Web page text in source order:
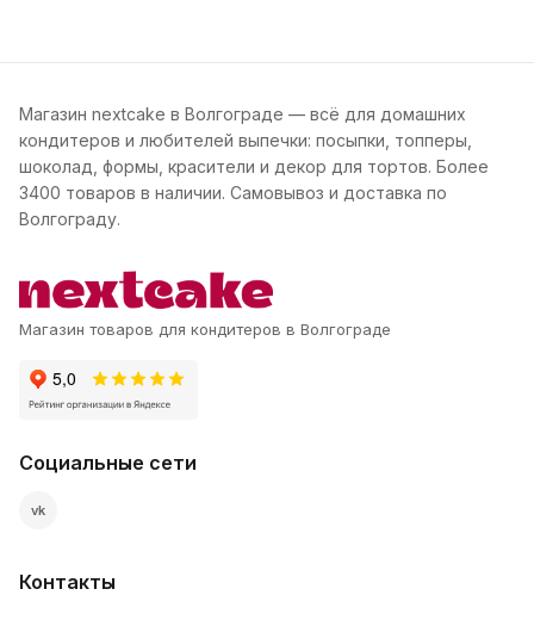
Магазин nextcake в Волгограде — всё для домашних
кондитеров и любителей выпечки: посыпки, топперы,
шоколад, формы, красители и декор для тортов. Более
3400 товаров в наличии. Самовывоз и доставка по
Волгограду.
Магазин товаров для кондитеров в Волгограде
Социальные сети
vk
Контакты